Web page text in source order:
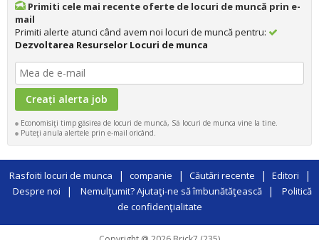
Primiti cele mai recente oferte de locuri de muncă prin e-
mail
Primiti alerte atunci când avem noi locuri de muncă pentru:
Dezvoltarea Resurselor Locuri de munca
Economisiţi timp găsirea de locuri de muncă, Să locuri de munca vine la tine.
Puteţi anula alertele prin e-mail oricând.
Rasfoiti locuri de munca | companie | Căutări recente | Editori |
Despre noi | Nemulţumit? Ajutaţi-ne să îmbunătăţească |
Politică
de confidenţialitate